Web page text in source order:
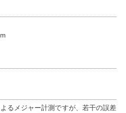
るメジャー計測ですが、若干の誤差